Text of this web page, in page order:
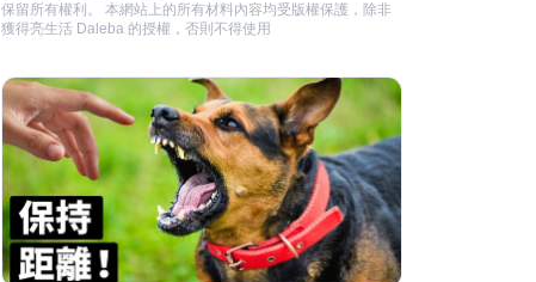
保留所有權利。 本網站上的所有材料內容均受版權保護，除非
獲得亮生活 Daleba 的授權，否則不得使用